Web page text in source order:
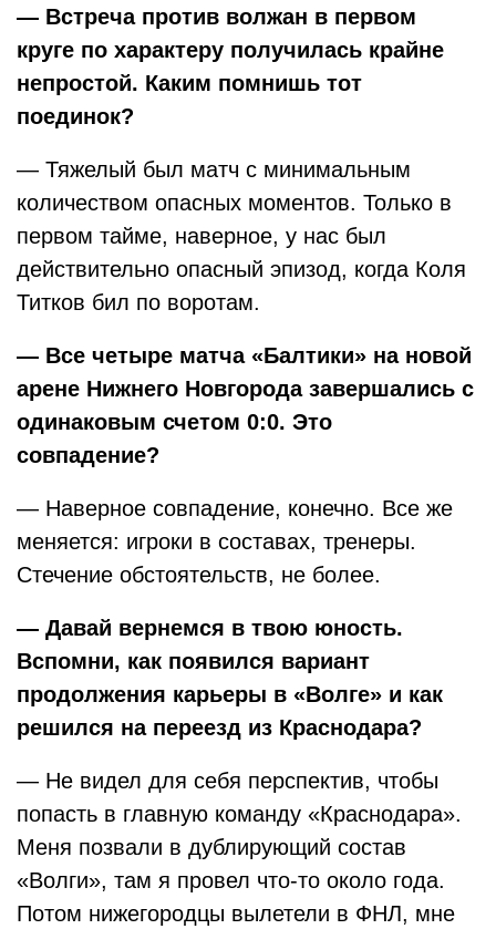
— Встреча против волжан в первом
круге по характеру получилась крайне
непростой. Каким помнишь тот
поединок?
— Тяжелый был матч с минимальным
количеством опасных моментов. Только в
первом тайме, наверное, у нас был
действительно опасный эпизод, когда Коля
Титков бил по воротам.
— Все четыре матча «Балтики» на новой
арене Нижнего Новгорода завершались с
одинаковым счетом 0:0. Это
совпадение?
— Наверное совпадение, конечно. Все же
меняется: игроки в составах, тренеры.
Стечение обстоятельств, не более.
— Давай вернемся в твою юность.
Вспомни, как появился вариант
продолжения карьеры в «Волге» и как
решился на переезд из Краснодара?
— Не видел для себя перспектив, чтобы
попасть в главную команду «Краснодара».
Меня позвали в дублирующий состав
«Волги», там я провел что-то около года.
Потом нижегородцы вылетели в ФНЛ, мне